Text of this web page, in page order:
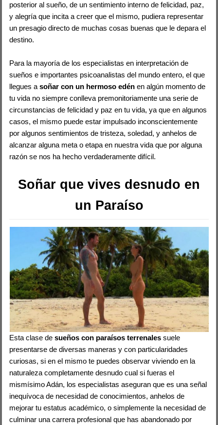
posterior al sueño, de un sentimiento interno de felicidad, paz,
y alegría que incita a creer que el mismo, pudiera representar
un presagio directo de muchas cosas buenas que le depara el
destino.
Para la mayoría de los especialistas en interpretación de
sueños e importantes psicoanalistas del mundo entero, el que
llegues asoñar con un hermoso edén en algún momento de
tu vida no siempre conlleva premonitoriamente una serie de
circunstancias de felicidad y paz en tu vida, ya que en algunos
casos, el mismo puede estar impulsado inconscientemente
por algunos sentimientos de tristeza, soledad, y anhelos de
alcanzar alguna meta o etapa en nuestra vida que por alguna
razón se nos ha hecho verdaderamente difícil.
Soñar que vives desnudo en
un Paraíso
Esta clase desueños con paraísos terrenales suele
presentarse de diversas maneras y con particularidades
curiosas, si en el mismo te puedes observar viviendo en la
naturaleza completamente desnudo cual si fueras el
mismísimo Adán, los especialistas aseguran que es una señal
inequívoca de necesidad de conocimientos, anhelos de
mejorar tu estatus académico, o simplemente la necesidad de
culminar una carrera profesional que has abandonado por